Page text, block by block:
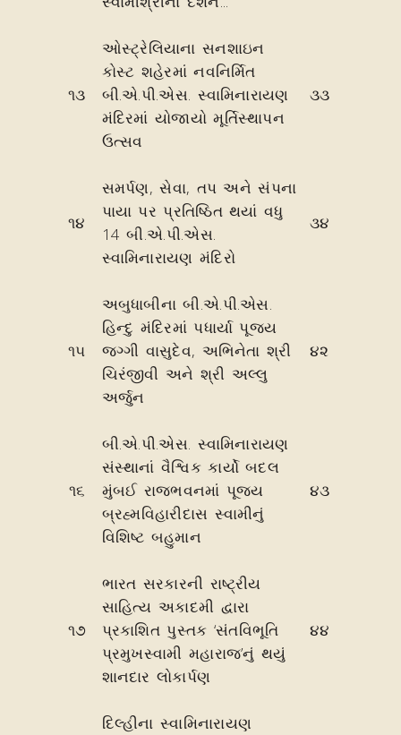
૧૩
ઓસ્ટ્રેલિયાના સનશાઇન
કોસ્ટ શહેરમાં નવનિર્મિત
બી.એ.પી.એસ. સ્વામિનારાયણ
મંદિરમાં યોજાયો મૂર્તિસ્થાપન
ઉત્સવ
૩૩
૧૪
સમર્પણ, સેવા, તપ અને સંપના
પાયા પર પ્રતિષ્ઠિત થયાં વધુ
14 બી.એ.પી.એસ.
સ્વામિનારાયણ મંદિરો
૩૪
૧૫
અબુધાબીના બી.એ.પી.એસ.
હિન્દુ મંદિરમાં પધાર્યા પૂજ્ય
જગ્ગી વાસુદેવ, અભિનેતા શ્રી
ચિરંજીવી અને શ્રી અલ્લુ
અર્જુન
૪૨
૧૬
બી.એ.પી.એસ. સ્વામિનારાયણ
સંસ્થાનાં વૈશ્વિક કાર્યો બદલ
મુંબઈ રાજભવનમાં પૂજ્ય
બ્રહ્મવિહારીદાસ સ્વામીનું
વિશિષ્ટ બહુમાન
૪૩
૧૭
ભારત સરકારની રાષ્ટ્રીય
સાહિત્ય અકાદમી દ્વારા
પ્રકાશિત પુસ્તક ‘સંતવિભૂતિ
પ્રમુખસ્વામી મહારાજ’નું થયું
શાનદાર લોકાર્પણ
૪૪
દિલ્હીના સ્વામિનારાયણ